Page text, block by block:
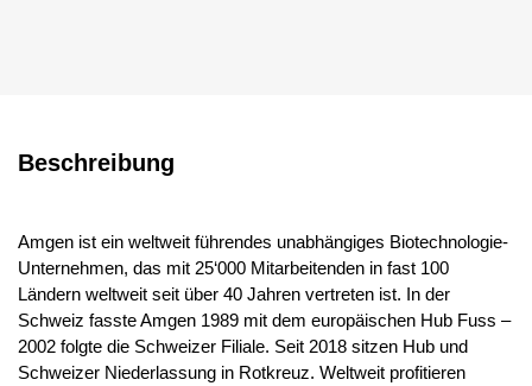
Beschreibung
Amgen ist ein weltweit führendes unabhängiges Biotechnologie-
Unternehmen, das mit 25‘000 Mitarbeitenden in fast 100
Ländern weltweit seit über 40 Jahren vertreten ist. In der
Schweiz fasste Amgen 1989 mit dem europäischen Hub Fuss –
2002 folgte die Schweizer Filiale. Seit 2018 sitzen Hub und
Schweizer Niederlassung in Rotkreuz. Weltweit profitieren